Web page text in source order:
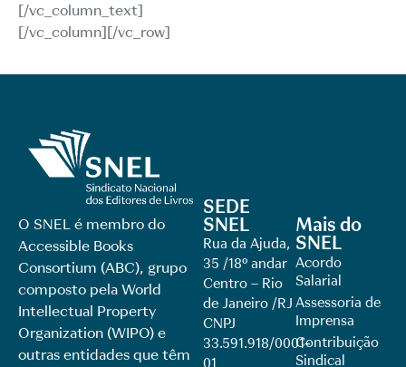
[/vc_column_text]
[/vc_column][/vc_row]
O SNEL é membro do
Accessible Books
Consortium (ABC), grupo
composto pela World
Intellectual Property
Organization (WIPO) e
outras entidades que têm
SEDE
SNEL
Rua da Ajuda,
35 /18º andar
Centro – Rio
de Janeiro /RJ
CNPJ
33.591.918/0001-
01
Mais do
SNEL
Acordo
Salarial
Assessoria de
Imprensa
Contribuição
Sindical